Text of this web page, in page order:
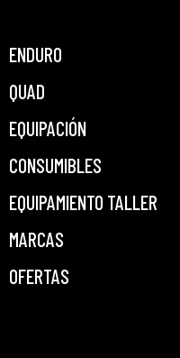
ENDURO
QUAD
EQUIPACIÓN
CONSUMIBLES
EQUIPAMIENTO TALLER
MARCAS
OFERTAS